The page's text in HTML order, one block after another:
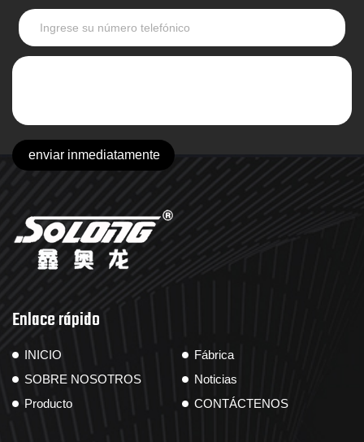
Enlace rápido
INICIO
Fábrica
SOBRE NOSOTROS
Noticias
Producto
CONTÁCTENOS